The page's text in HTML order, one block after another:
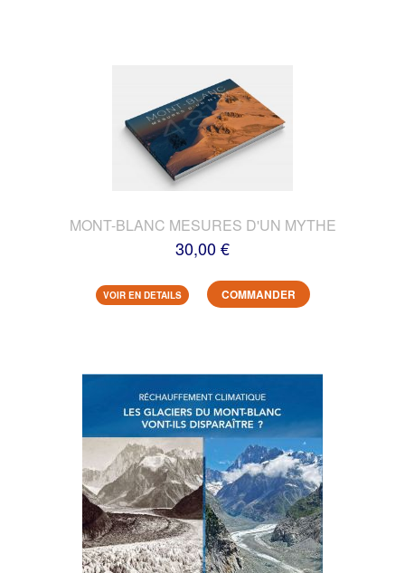
MONT-BLANC MESURES D'UN MYTHE
30,00 €
VOIR EN DETAILS COMMANDER